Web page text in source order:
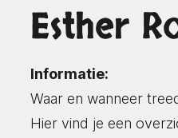
Esther
Informatie:
Waar en wanneer
Hier vind je een